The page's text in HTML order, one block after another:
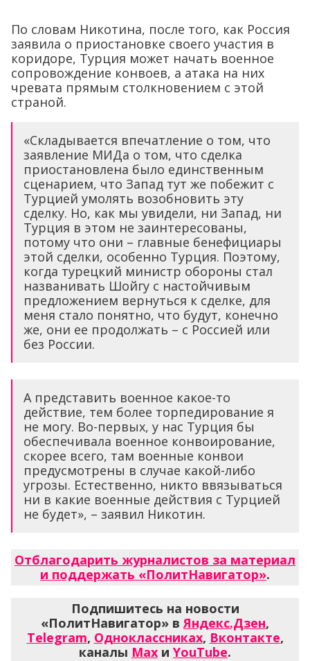
По словам Никотина, после того, как Россия
заявила о приостановке своего участия в
коридоре, Турция может начать военное
сопровождение конвоев, а атака на них
чревата прямым столкновением с этой
страной.
«Складывается впечатление о том, что
заявление МИДа о том, что сделка
приостановлена было единственным
сценарием, что Запад тут же побежит с
Турцией умолять возобновить эту
сделку. Но, как мы увидели, ни Запад, ни
Турция в этом не заинтересованы,
потому что они – главные бенефициары
этой сделки, особенно Турция. Поэтому,
когда турецкий министр обороны стал
названивать Шойгу с настойчивым
предложением вернуться к сделке, для
меня стало понятно, что будут, конечно
же, они ее продолжать – с Россией или
без России.
А представить военное какое-то
действие, тем более торпедирование я
не могу. Во-первых, у нас Турция бы
обеспечивала военное конвоирование,
скорее всего, там военные конвои
предусмотрены в случае какой-либо
угрозы. Естественно, никто ввязываться
ни в какие военные действия с Турцией
не будет», – заявил Никотин.
Отблагодарить журналистов за материал
и поддержать «ПолитНавигатор».
Подпишитесь на новости
«ПолитНавигатор» вЯндекс.Дзен,
Telegram, Одноклассниках, Вконтакте,
каналы Max и YouTube.